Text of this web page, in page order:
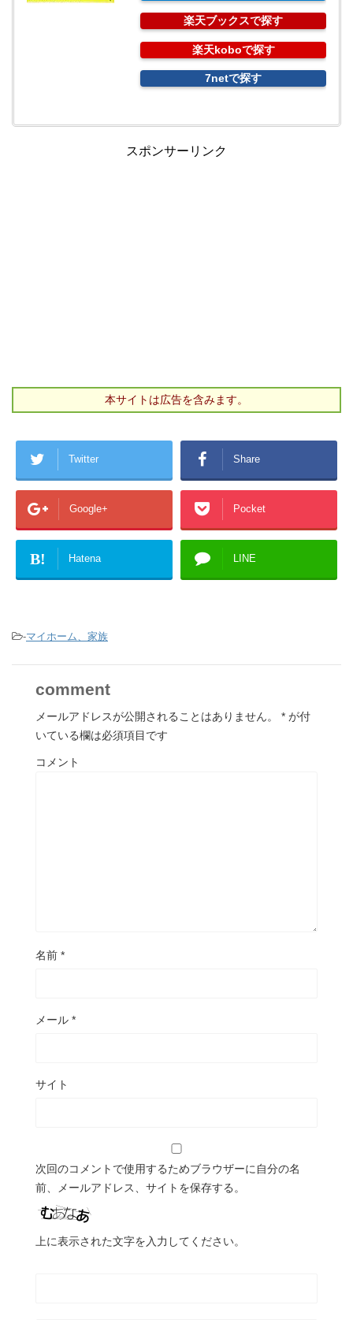
楽天ブックスで探す
楽天koboで探す
7netで探す
スポンサーリンク
本サイトは広告を含みます。
Twitter Share
Google+ Pocket
B! Hatena LINE
-マイホーム、家族
comment
メールアドレスが公開されることはありません。 * が付
いている欄は必須項目です
コメント
名前 *
メール *
サイト
次回のコメントで使用するためブラウザーに自分の名
前、メールアドレス、サイトを保存する。
上に表示された文字を入力してください。